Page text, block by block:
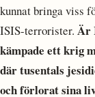
kunnat bringa viss
ISIS-terrorister. Är
kämpade ett krig
där tusentals
och förlorat sina